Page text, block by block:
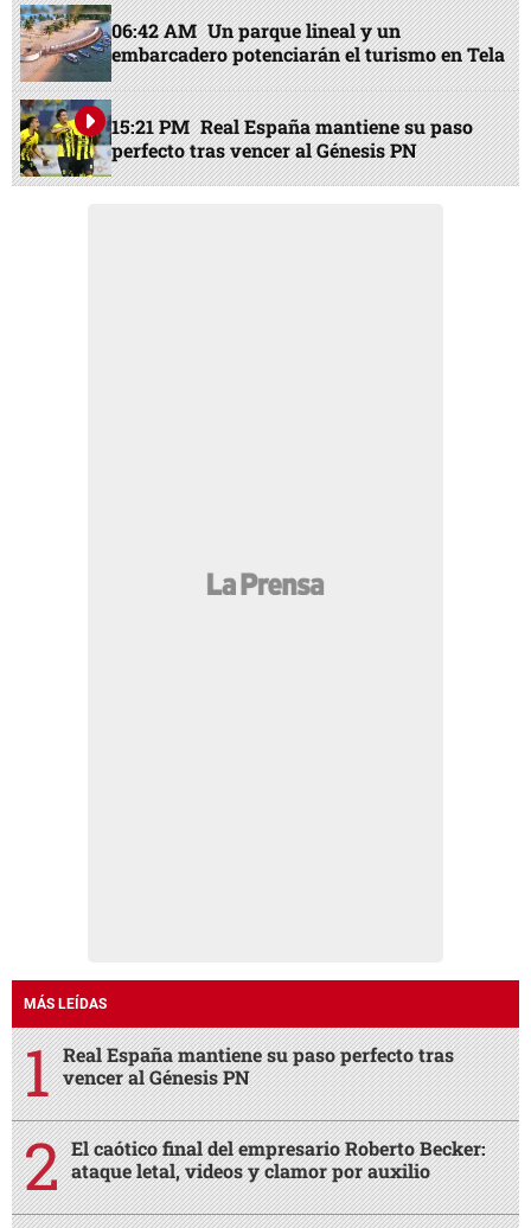
06:42 AM Un parque lineal y un
embarcadero potenciarán el turismo en Tela
15:21 PM Real España mantiene su paso
perfecto tras vencer al Génesis PN
MÁS LEÍDAS
Real España mantiene su paso perfecto tras
vencer al Génesis PN
El caótico final del empresario Roberto Becker:
ataque letal, videos y clamor por auxilio